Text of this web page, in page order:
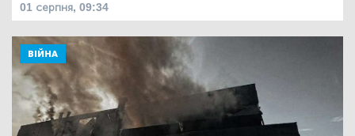
01 серпня, 09:34
ВІЙНА